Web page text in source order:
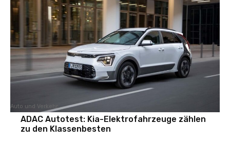
Auto und Verkehr
ADAC Autotest: Kia-Elektrofahrzeuge zählen
zu den Klassenbesten